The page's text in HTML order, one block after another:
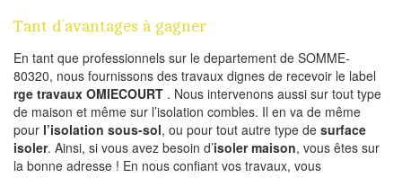
Tant d’avantages à gagner
En tant que professionnels sur le departement de SOMME-
80320, nous fournissons des travaux dignes de recevoir le label
rge travaux OMIECOURT . Nous intervenons aussi sur tout type
de maison et même sur l’isolation combles. Il en va de même
pour l’isolation sous-sol, ou pour tout autre type de surface
isoler. Ainsi, si vous avez besoin d’isoler maison, vous êtes sur
la bonne adresse ! En nous confiant vos travaux, vous